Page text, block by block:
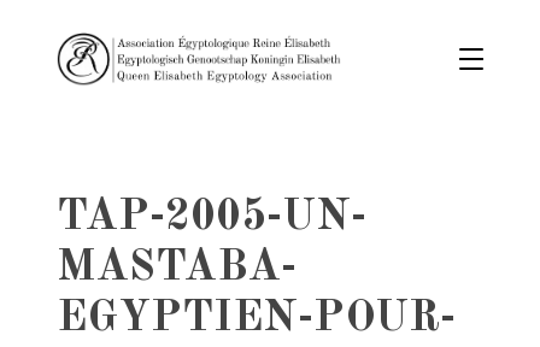
TAP-2005-UN-
MASTABA-
EGYPTIEN-POUR-